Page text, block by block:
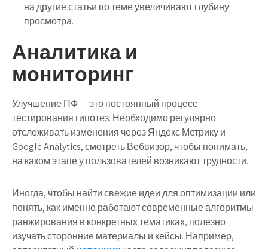
на другие статьи по теме увеличивают глубину
просмотра.
Аналитика и
мониторинг
Улучшение ПФ — это постоянный процесс
тестирования гипотез. Необходимо регулярно
отслеживать изменения через Яндекс.Метрику и
Google Analytics, смотреть Вебвизор, чтобы понимать,
на каком этапе у пользователей возникают трудности.
Иногда, чтобы найти свежие идеи для оптимизации или
понять, как именно работают современные алгоритмы
ранжирования в конкретных тематиках, полезно
изучать сторонние материалы и кейсы. Например,